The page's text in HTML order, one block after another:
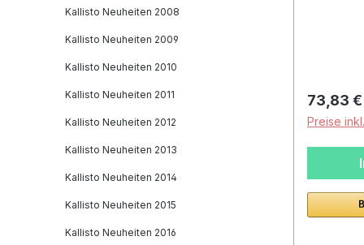
Kallisto Neuheiten 2008
Kallisto Neuheiten 2009
Kallisto Neuheiten 2010
Kallisto Neuheiten 2011
Kallisto Neuheiten 2012
Kallisto Neuheiten 2013
Kallisto Neuheiten 2014
Kallisto Neuheiten 2015
Kallisto Neuheiten 2016
gefüllt. Schlenkertiere sind Tiere
mit
Beinen,
und her
und
73,83 €
Preise